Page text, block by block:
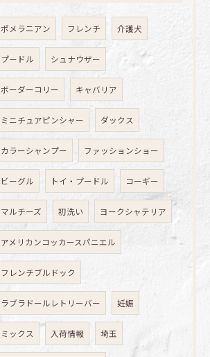
ポメラニアン フレンチ 介護犬
プードル シュナウザー
ボーダーコリー キャバリア
ミニチュアピンシャー ダックス
カラーシャンプー ファッションショー
ビーグル トイ・プードル コーギー
マルチーズ 初洗い ヨークシャテリア
アメリカンコッカースパニエル
フレンチブルドック
ラブラドールレトリーバー 妊娠
ミックス 入荷情報 埼玉